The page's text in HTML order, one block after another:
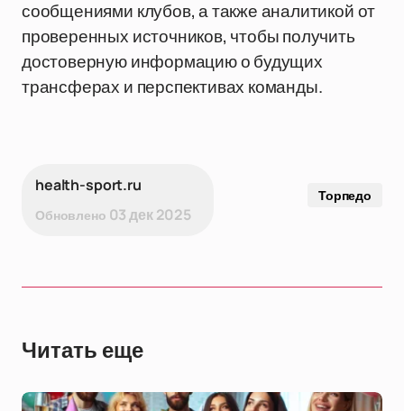
сообщениями клубов, а также аналитикой от
проверенных источников, чтобы получить
достоверную информацию о будущих
трансферах и перспективах команды.
health-sport.ru
Обновлено 03 дек 2025
Торпедо
Читать еще